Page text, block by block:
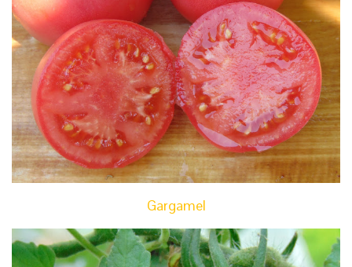
Gargamel